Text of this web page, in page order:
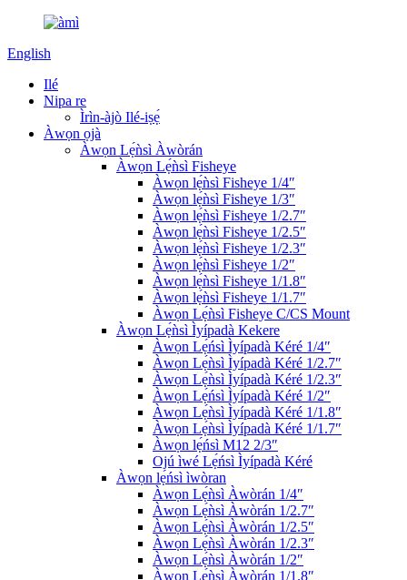
English
Ilé
Nipa re
Ìrìn-àjò Ilé-iṣẹ́
Àwọn ọjà
Àwọn Lẹ́ǹsì Àwòrán
Àwọn Lẹ́ǹsì Fisheye
Àwọn lẹ́ǹsì Fisheye 1/4″
Àwọn lẹ́ǹsì Fisheye 1/3″
Àwọn lẹ́ǹsì Fisheye 1/2.7″
Àwọn lẹ́ǹsì Fisheye 1/2.5″
Àwọn lẹ́ǹsì Fisheye 1/2.3″
Àwọn lẹ́ǹsì Fisheye 1/2″
Àwọn lẹ́ǹsì Fisheye 1/1.8″
Àwọn lẹ́ǹsì Fisheye 1/1.7″
Àwọn Lẹ́ǹsì Fisheye C/CS Mount
Àwọn Lẹ́ǹsì Ìyípadà Kekere
Àwọn Lẹ́ńsì Ìyípadà Kéré 1/4″
Àwọn Lẹ́ǹsì Ìyípadà Kéré 1/2.7″
Àwọn Lẹ́ǹsì Ìyípadà Kéré 1/2.3″
Àwọn Lẹ́ńsì Ìyípadà Kéré 1/2″
Àwọn Lẹ́ǹsì Ìyípadà Kéré 1/1.8″
Àwọn Lẹ́ǹsì Ìyípadà Kéré 1/1.7″
Àwọn lẹ́ńsì M12 2/3″
Ojú ìwé Lẹ́ńsì Ìyípadà Kéré
Àwọn lẹ́ńsì ìwòran
Àwọn Lẹ́ǹsì Àwòrán 1/4″
Àwọn Lẹ́ǹsì Àwòrán 1/2.7″
Àwọn Lẹ́ǹsì Àwòrán 1/2.5″
Àwọn Lẹ́ǹsì Àwòrán 1/2.3″
Àwọn Lẹ́ǹsì Àwòrán 1/2″
Àwọn Lẹ́ǹsì Àwòrán 1/1.8″